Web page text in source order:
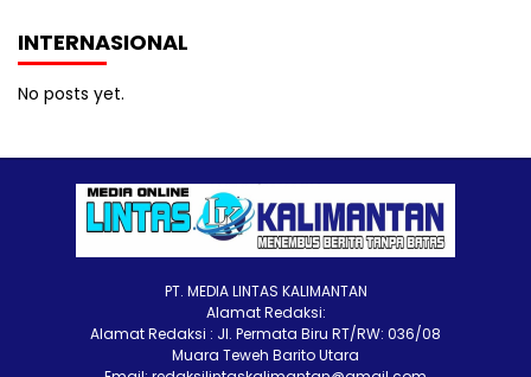
INTERNASIONAL
No posts yet.
PT. MEDIA LINTAS KALIMANTAN
Alamat Redaksi:
Alamat Redaksi : Jl. Permata Biru RT/RW: 036/08
Muara Teweh Barito Utara